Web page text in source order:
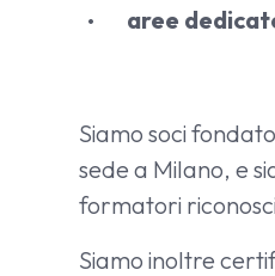
aree
Siamo soci
sede a Milano, e
formatori
Siamo inoltre